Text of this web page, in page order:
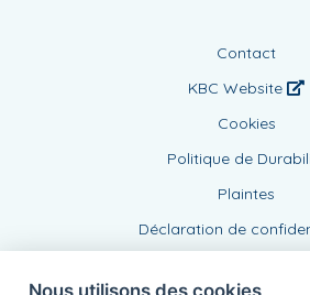
Contact
KBC Website
Cookies
Politique de
Plaintes
Déclaration de
Nous utilisons des cookies